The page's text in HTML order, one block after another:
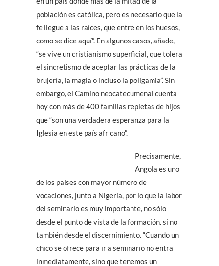
población es católica, pero es necesario que la
fe llegue a las raíces, que entre en los huesos,
como se dice aquí”. En algunos casos, añade,
“se vive un cristianismo superficial, que tolera
el sincretismo de aceptar las prácticas de la
brujería, la magia o incluso la poligamia”. Sin
embargo, el Camino neocatecumenal cuenta
hoy con más de 400 familias repletas de hijos
que “son una verdadera esperanza para la
Iglesia en este país africano”.
Precisamente,
Angola es uno
de los países con mayor número de
vocaciones, junto a Nigeria, por lo que la labor
del seminario es muy importante, no sólo
desde el punto de vista de la formación, si no
también desde el discernimiento. “Cuando un
chico se ofrece para ir a seminario no entra
inmediatamente, sino que tenemos un